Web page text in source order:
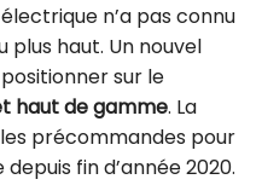
n’a pas connu
plus haut. Un nouvel
sur le
haut de gamme. La
précommandes pour
fin d’année 2020.